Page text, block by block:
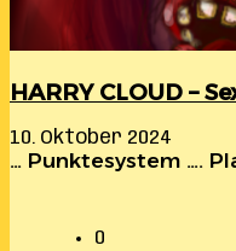
HARRY CLOUD –
10. Oktober 2024
… Punktesystem ….
0